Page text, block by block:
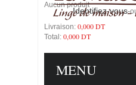
Identifiez-vous-
Aucun produit
Livraison: 0,000 DT
Total: 0,000 DT
MENU